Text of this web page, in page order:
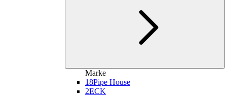
Marke
18Pipe House
2ECK